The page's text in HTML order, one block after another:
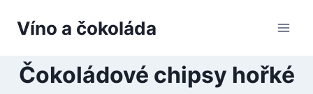
Víno a čokoláda
Čokoládové chipsy hořké